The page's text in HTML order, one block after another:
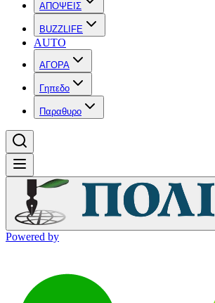
ΑΠΟΨΕΙΣ
BUZZLIFE
AUTO
ΑΓΟΡΑ
Γηπεδο
Παραθυρο
Powered by